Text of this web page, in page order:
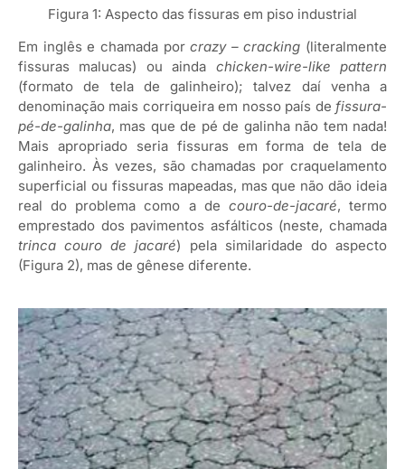
Figura 1: Aspecto das fissuras em piso industrial
Em inglês e chamada porcrazy – cracking (literalmente
fissuras malucas) ou ainda chicken-wire-like pattern
(formato de tela de galinheiro); talvez daí venha a
denominação mais corriqueira em nosso país de fissura-
pé-de-galinha, mas que de pé de galinha não tem nada!
Mais apropriado seria fissuras em forma de tela de
galinheiro. Às vezes, são chamadas por craquelamento
superficial ou fissuras mapeadas, mas que não dão ideia
real do problema como a de couro-de-jacaré, termo
emprestado dos pavimentos asfálticos (neste, chamada
trinca couro de jacaré) pela similaridade do aspecto
(Figura 2), mas de gênese diferente.